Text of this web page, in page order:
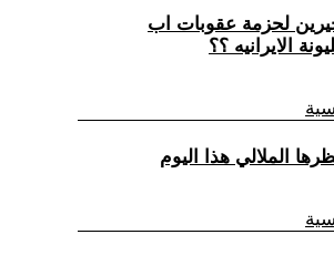
لحزمة عقوبات اب
الايرانيه ؟؟